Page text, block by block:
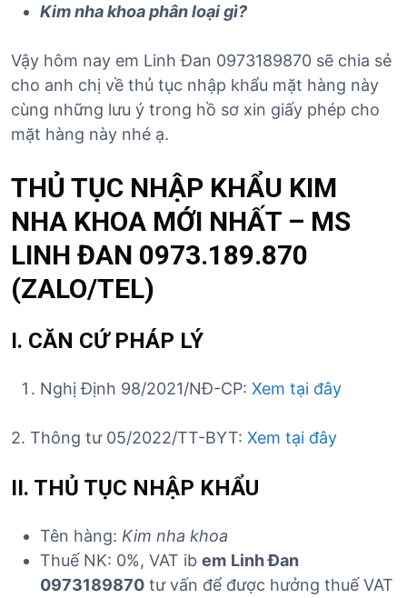
Kim nha khoaphân loại gì?
Vậy hôm nay em Linh Đan 0973189870 sẽ chia sẻ
cho anh chị về thủ tục nhập khẩu mặt hàng này
cùng những lưu ý trong hồ sơ xin giấy phép cho
mặt hàng này nhé ạ.
THỦ TỤC NHẬP KHẨU KIM
NHA KHOA MỚI NHẤT – MS
LINH ĐAN 0973.189.870
(ZALO/TEL)
I. CĂN CỨ PHÁP LÝ
Nghị Định 98/2021/NĐ-CP: Xem tại đây
2. Thông tư 05/2022/TT-BYT: Xem tại đây
II. THỦ TỤC NHẬP KHẨU
Tên hàng: Kim nha khoa
Thuế NK: 0%, VAT ib em Linh Đan
0973189870 tư vấn để được hưởng thuế VAT